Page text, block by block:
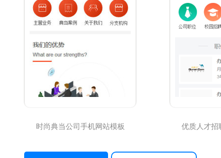
时尚典当公司手机网站模板 优质人才招